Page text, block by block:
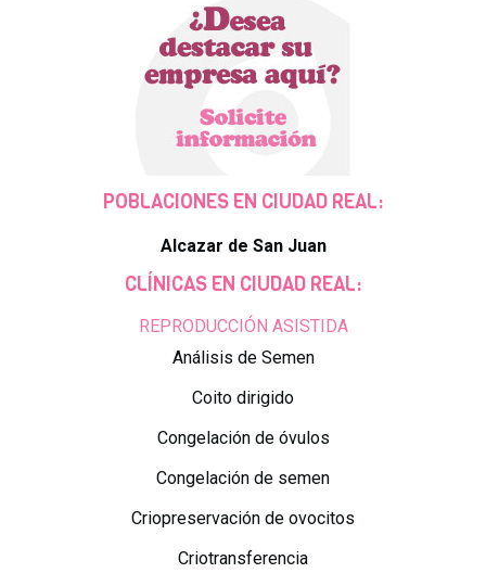
POBLACIONES EN CIUDAD REAL:
Alcazar de San Juan
CLÍNICAS EN CIUDAD REAL:
REPRODUCCIÓN ASISTIDA
Análisis de Semen
Coito dirigido
Congelación de óvulos
Congelación de semen
Criopreservación de ovocitos
Criotransferencia